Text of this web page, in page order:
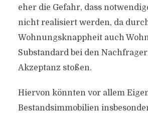
eher die Gefahr, dass
nicht realisiert werden, da
Wohnungsknappheit auch
Substandard bei den
Akzeptanz stoßen.
Hiervon könnten vor allem
Bestandsimmobilien